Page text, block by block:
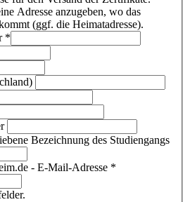
Adresse anzugeben, wo das
(ggf. die Heimatadresse).
*
Bezeichnung des Studiengangs
- E-Mail-Adresse *